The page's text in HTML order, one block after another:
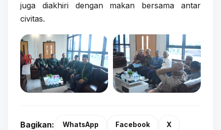
juga diakhiri dengan makan bersama antar
civitas.
Bagikan: WhatsApp Facebook X